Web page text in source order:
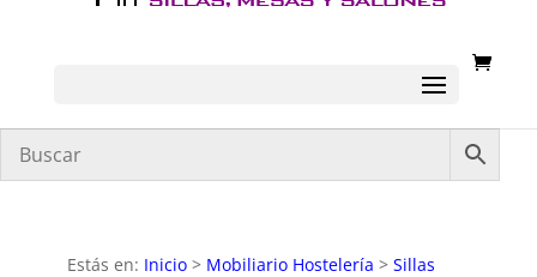
Estás en: Inicio> Mobiliario Hostelería > Sillas